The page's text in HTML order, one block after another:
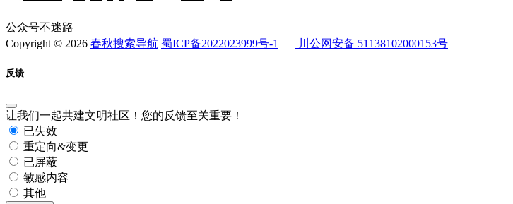
公众号不迷路
Copyright © 2026 春秋搜索导航 蜀ICP备2022023999号-1 川公网安备 51138102000153号
反馈
让我们一起共建文明社区！您的反馈至关重要！
已失效
重定向&变更
已屏蔽
敏感内容
其他